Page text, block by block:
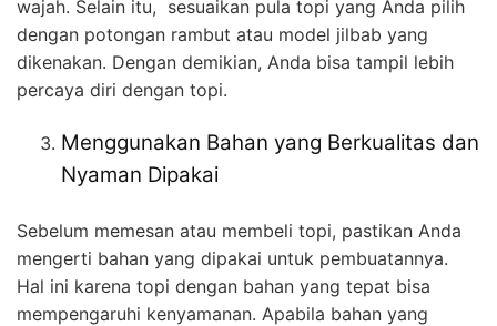
wajah. Selain itu, sesuaikan pula topi yang Anda pilih
dengan potongan rambut atau model jilbab yang
dikenakan. Dengan demikian, Anda bisa tampil lebih
percaya diri dengan topi.
Menggunakan Bahan yang Berkualitas dan
Nyaman Dipakai
Sebelum memesan atau membeli topi, pastikan Anda
mengerti bahan yang dipakai untuk pembuatannya.
Hal ini karena topi dengan bahan yang tepat bisa
mempengaruhi kenyamanan. Apabila bahan yang